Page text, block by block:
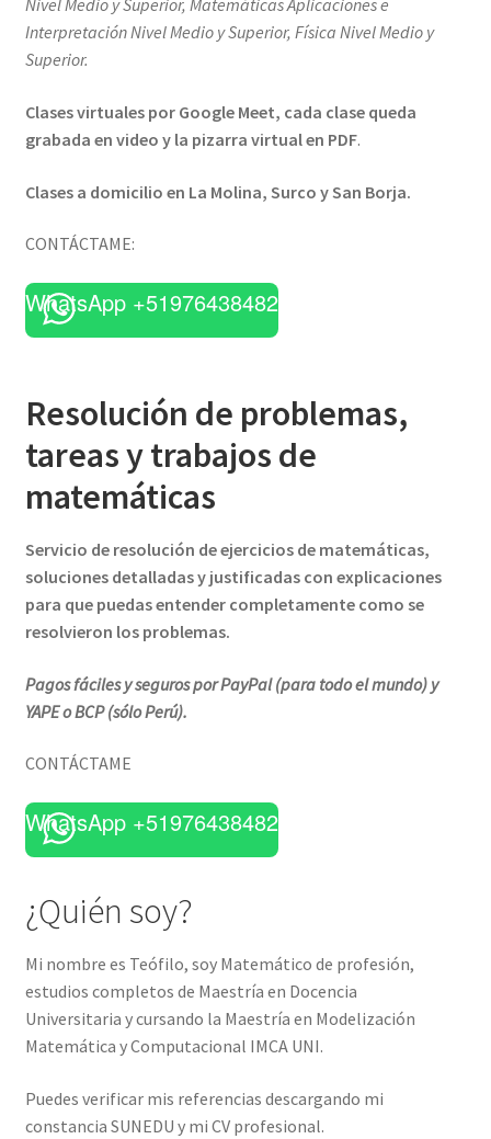
Nivel Medio y Superior, Matemáticas Aplicaciones e
Interpretación Nivel Medio y Superior, Física Nivel Medio y
Superior.
Clases virtuales por Google Meet, cada clase queda
grabada en video y la pizarra virtual en PDF.
Clases a domicilio en La Molina, Surco y San Borja.
CONTÁCTAME:
WhatsApp +51976438482
Resolución de problemas,
tareas y trabajos de
matemáticas
Servicio de resolución de ejercicios de matemáticas,
soluciones detalladas y justificadas con explicaciones
para que puedas entender completamente como se
resolvieron los problemas.
Pagos fáciles y seguros por PayPal (para todo el mundo) y
YAPE o BCP (sólo Perú).
CONTÁCTAME
WhatsApp +51976438482
¿Quién soy?
Mi nombre es Teófilo, soy Matemático de profesión,
estudios completos de Maestría en Docencia
Universitaria y cursando la Maestría en Modelización
Matemática y Computacional IMCA UNI.
Puedes verificar mis referencias descargando mi
constancia SUNEDU y mi CV profesional.